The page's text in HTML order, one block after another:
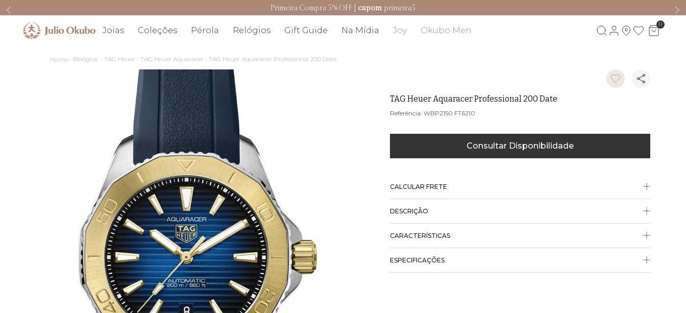
Resgate seu cashback
Joias Coleções Pérola Relógios Gift Guide Na Mídia Joy Okubo Men
0
Relógios TAG Heuer TAG Heuer Aquaracer TAG Heuer Aquaracer Professional 200 Date
TAG Heuer Aquaracer Professional 200 Date
WBP2150.FT6210
Consultar Disponibilidade
CALCULAR FRETE
DESCRIÇÃO
CARACTERÍSTICAS
ESPECIFICAÇÕES